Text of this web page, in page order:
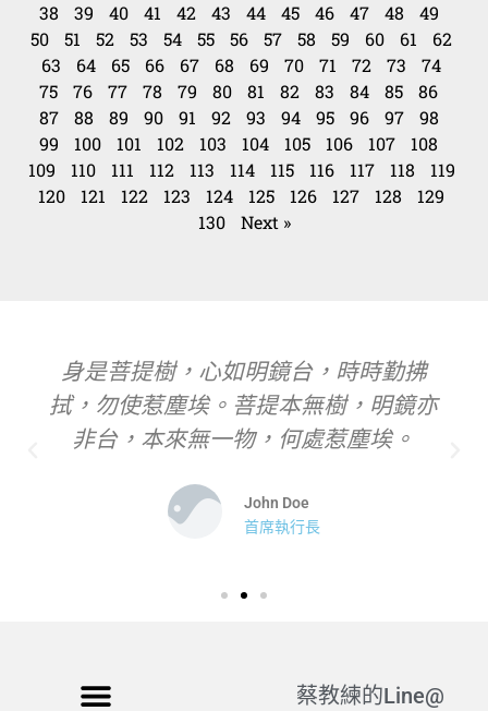
38
39 40 41 42 43 44 45 46 47 48
49
50
51 52 53 54 55 56 57 58 59 60 61
62
63
64 65 66 67 68 69 70 71 72 73
74
75
76 77 78 79 80 81 82 83 84 85
86
87
88 89 90 91 92 93 94 95 96 97
98
99
100 101 102 103 104 105 106 107
108
109
110 111 112 113 114 115 116 117 118
119
120
121 122 123 124 125 126 127 128
129
130
Next »
身是菩提樹，心如明鏡台，時時勤拂
拭，勿使惹塵埃。菩提本無樹，明鏡亦
非台，本來無一物，何處惹塵埃。
John Doe
首席執行長
蔡教練的Line@